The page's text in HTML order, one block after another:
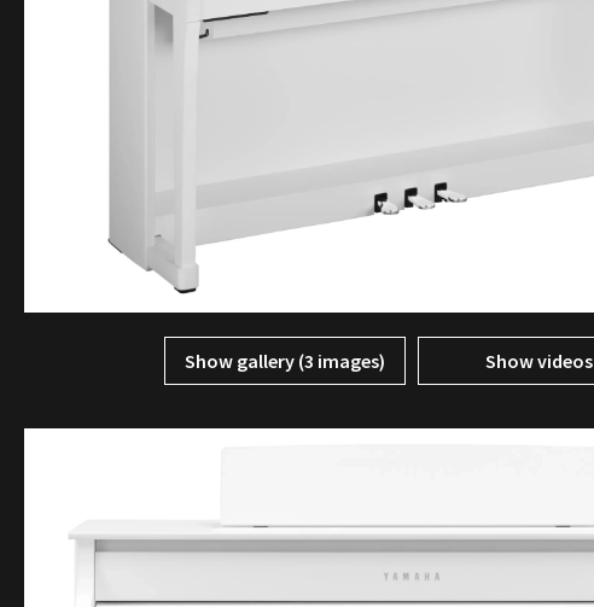
Show gallery (3 images) Show videos